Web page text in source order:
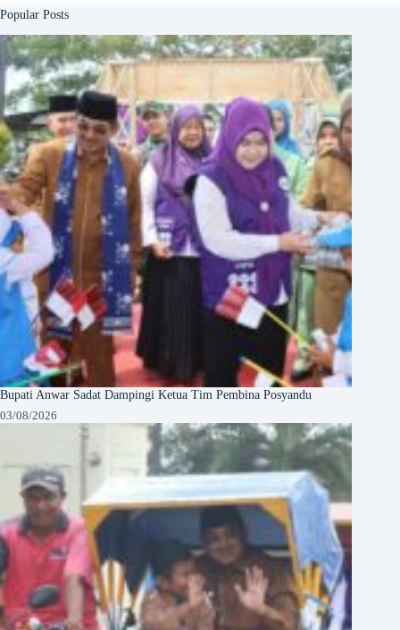
Popular Posts
Bupati Anwar Sadat Dampingi Ketua Tim Pembina Posyandu
03/08/2026